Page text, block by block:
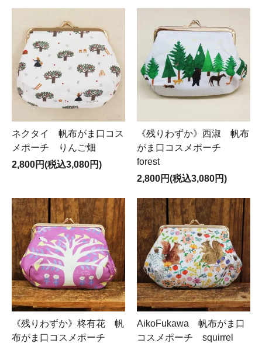
ネクタイ 帆布がま口コス
メポーチ りんご畑
2,800円(税込3,080円)
《残りわずか》西淑 帆布
がま口コスメポーチ
forest
2,800円(税込3,080円)
《残りわずか》柊有花 帆
布がま口コスメポーチ
AikoFukawa 帆布がま口
コスメポーチ squirrel